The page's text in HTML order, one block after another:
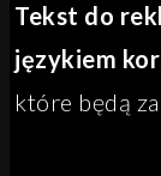
Tekst do
językiem
które będą